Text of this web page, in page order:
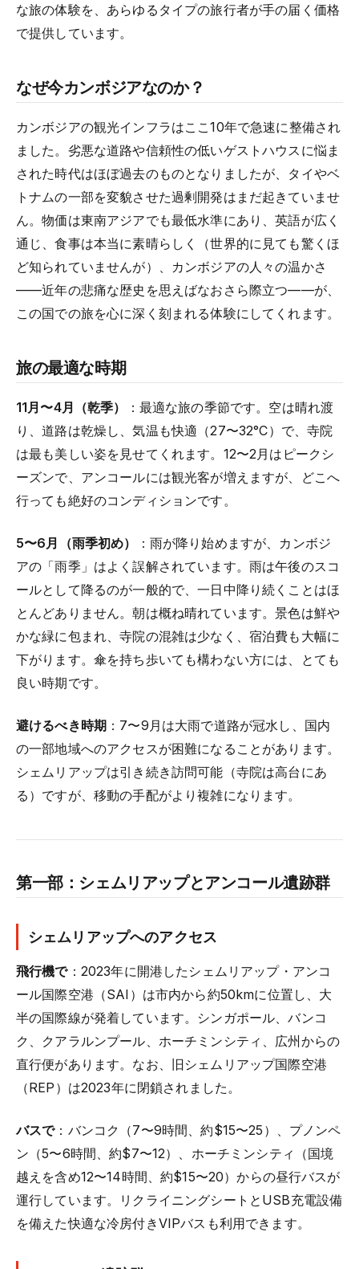
な旅の体験を、あらゆるタイプの旅行者が手の届く価格
で提供しています。
なぜ今カンボジアなのか？
カンボジアの観光インフラはここ10年で急速に整備され
ました。劣悪な道路や信頼性の低いゲストハウスに悩ま
された時代はほぼ過去のものとなりましたが、タイやベ
トナムの一部を変貌させた過剰開発はまだ起きていませ
ん。物価は東南アジアでも最低水準にあり、英語が広く
通じ、食事は本当に素晴らしく（世界的に見ても驚くほ
ど知られていませんが）、カンボジアの人々の温かさ
——近年の悲痛な歴史を思えばなおさら際立つ——が、
この国での旅を心に深く刻まれる体験にしてくれます。
旅の最適な時期
11月〜4月（乾季）
：最適な旅の季節です。空は晴れ渡
り、道路は乾燥し、気温も快適（27〜32°C）で、寺院
は最も美しい姿を見せてくれます。12〜2月はピークシ
ーズンで、アンコールには観光客が増えますが、どこへ
行っても絶好のコンディションです。
5〜6月（雨季初め）
：雨が降り始めますが、カンボジ
アの「雨季」はよく誤解されています。雨は午後のスコ
ールとして降るのが一般的で、一日中降り続くことはほ
とんどありません。朝は概ね晴れています。景色は鮮や
かな緑に包まれ、寺院の混雑は少なく、宿泊費も大幅に
下がります。傘を持ち歩いても構わない方には、とても
良い時期です。
避けるべき時期 ：7〜9月は大雨で道路が冠水し、国内
の一部地域へのアクセスが困難になることがあります。
シェムリアップは引き続き訪問可能（寺院は高台にあ
る）ですが、移動の手配がより複雑になります。
第一部：シェムリアップとアンコール遺跡群
シェムリアップへのアクセス
飛行機で：2023年に開港したシェムリアップ・アンコ
ール国際空港（SAI）は市内から約50kmに位置し、大
半の国際線が発着しています。シンガポール、バンコ
ク、クアラルンプール、ホーチミンシティ、広州からの
直行便があります。なお、旧シェムリアップ国際空港
（REP）は2023年に閉鎖されました。
バスで：バンコク（7〜9時間、約$15〜25）、プノンペ
ン（5〜6時間、約$7〜12）、ホーチミンシティ（国境
越えを含め12〜14時間、約$15〜20）からの昼行バスが
運行しています。リクライニングシートとUSB充電設備
を備えた快適な冷房付きVIPバスも利用できます。